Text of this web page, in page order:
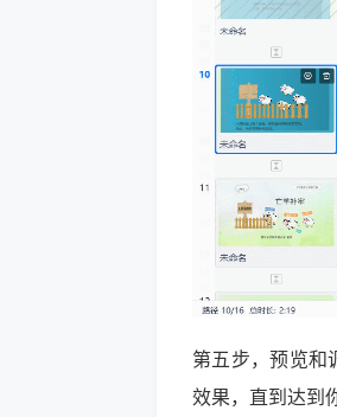
第五步，预览和
效果，直到达到